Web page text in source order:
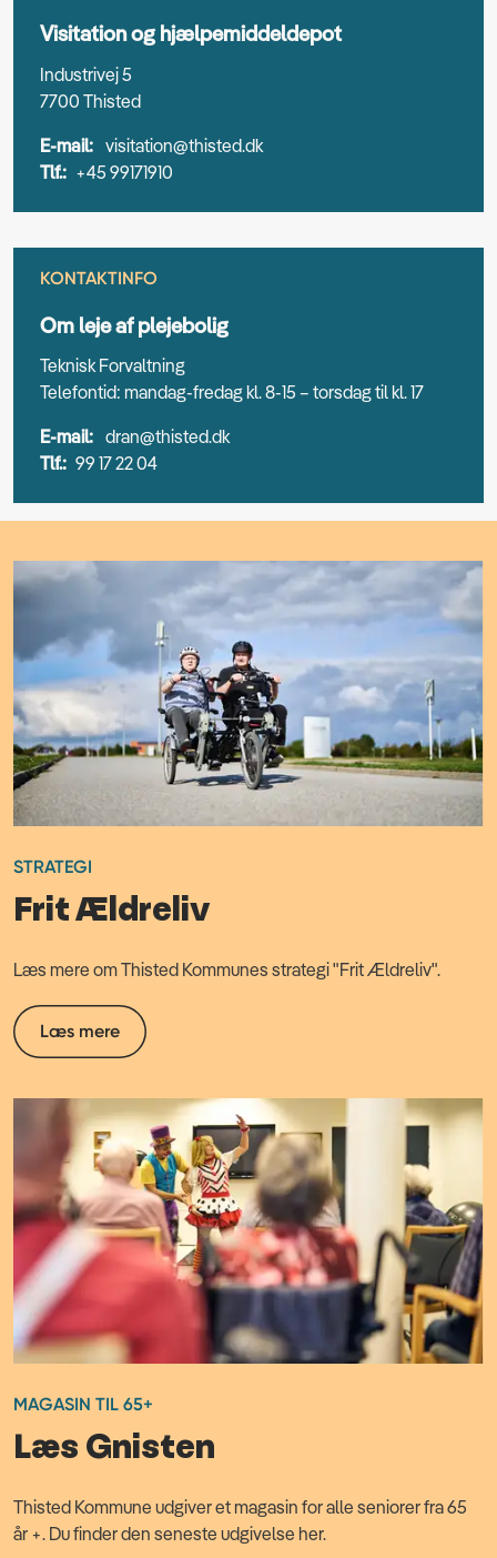
Visitation og hjælpemiddeldepot
Industrivej 5
7700 Thisted
E-mail: visitation@thisted.dk
Tlf.: +45 99171910
KONTAKTINFO
Om leje af plejebolig
Teknisk Forvaltning
Telefontid: mandag-fredag kl. 8-15 – torsdag til kl. 17
E-mail: dran@thisted.dk
Tlf.: 99 17 22 04
STRATEGI
Frit Ældreliv
Læs mere om Thisted Kommunes strategi "Frit Ældreliv".
Læs mere
MAGASIN TIL 65+
Læs Gnisten
Thisted Kommune udgiver et magasin for alle seniorer fra 65
år +. Du finder den seneste udgivelse her.